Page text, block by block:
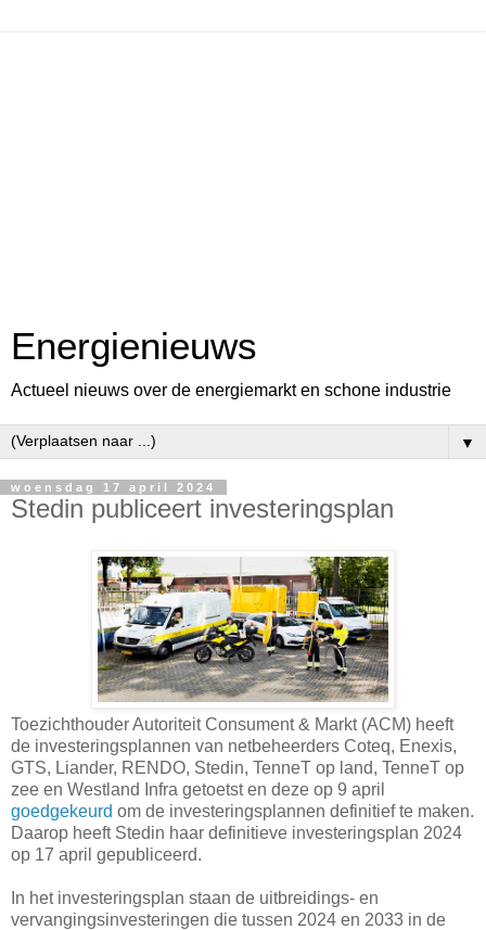
Energienieuws
Actueel nieuws over de energiemarkt en schone industrie
▼
woensdag 17 april 2024
Stedin publiceert investeringsplan
Toezichthouder Autoriteit Consument & Markt (ACM) heeft
de investeringsplannen van netbeheerders Coteq, Enexis,
GTS, Liander, RENDO, Stedin, TenneT op land, TenneT op
zee en Westland Infra getoetst en deze op 9 april
goedgekeurd om de investeringsplannen definitief te maken.
Daarop heeft Stedin haar definitieve investeringsplan 2024
op 17 april gepubliceerd.
In het investeringsplan staan de uitbreidings- en
vervangingsinvesteringen die tussen 2024 en 2033 in de